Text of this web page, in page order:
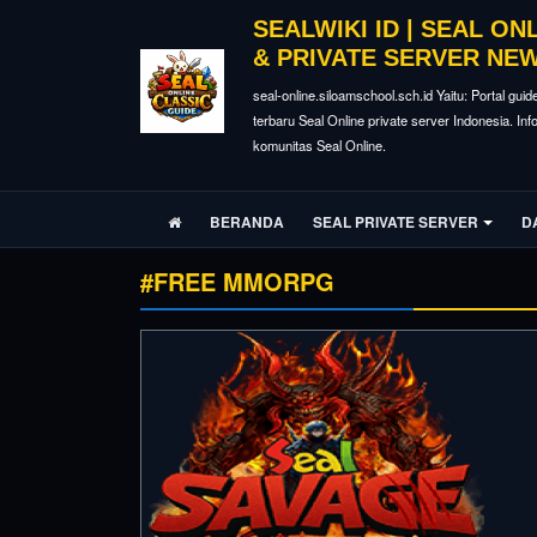
SEALWIKI ID | SEAL
& PRIVATE SERVER
seal-online.siloamschool.sch.id Yaitu: Portal
terbaru Seal Online private server Indonesia.
komunitas Seal Online.
BERANDA SEAL PRIVATE SERVER
#FREE MMORPG